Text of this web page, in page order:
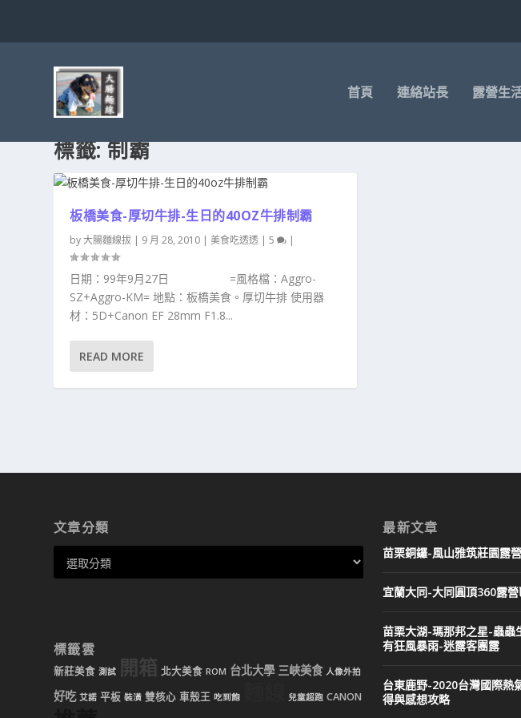
首頁 連絡站長 露營生
標籤:制霸
板橋美食-厚切牛排-生日的40OZ牛排制霸
by大腸麵線拔 | 9 月 28, 2010 |美食吃透透 |5 |
日期：99年9月27日 =風格檔：Aggro-
SZ+Aggro-KM= 地點：板橋美食。厚切牛排 使用器
材：5D+Canon EF 28mm F1.8...
READ MORE
文章分類
標籤雲
新莊美食 測試 開箱 北大美食 ROM 台北大學 三峽美食 人像外拍
好吃 艾諾 平板 裝潢 雙核心 車殼王 吃到飽 兒童超跑 CANON
最新文章
苗栗銅鑼-風山雅筑莊園露
宜蘭大同-大同圓頂360露
苗栗大湖-瑪那邦之星-蟲蟲
有狂風暴雨-迷露客團露
台東鹿野-2020台灣國際熱
得與感想攻略